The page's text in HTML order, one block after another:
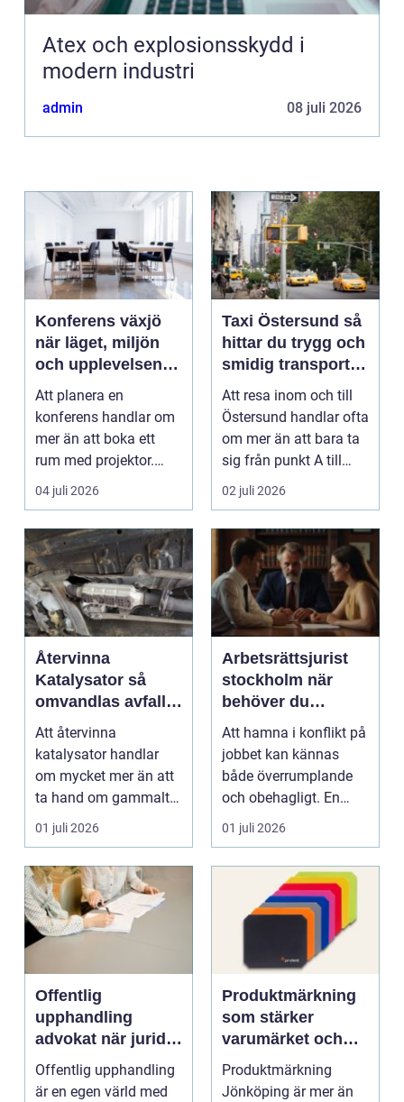
Atex och explosionsskydd i
modern industri
admin 08 juli 2026
Konferens växjö
när läget, miljön
och upplevelsen
gör skillnad
Att planera en
konferens handlar om
mer än att boka ett
rum med projektor.
Företag letar efter
plats...
04 juli 2026
Taxi Östersund så
hittar du trygg och
smidig transport
året runt
Att resa inom och till
Östersund handlar ofta
om mer än att bara ta
sig från punkt A till
punkt B. M...
02 juli 2026
Återvinna
Katalysator så
omvandlas avfall
till värdefulla
resurser
Att återvinna
katalysator handlar
om mycket mer än att
ta hand om gammalt
skrot. I varje
katalysator...
01 juli 2026
Arbetsrättsjurist
stockholm när
behöver du
professionell hjälp
i arbetslivet?
Att hamna i konflikt på
jobbet kan kännas
både överrumplande
och obehagligt. En
anställning påverkar...
01 juli 2026
Offentlig
upphandling
advokat när juridik
möter affär
Offentlig upphandling
är en egen värld med
Produktmärkning
som stärker
varumärket och
underlättar
vardagen
Produktmärkning
Jönköping är mer än